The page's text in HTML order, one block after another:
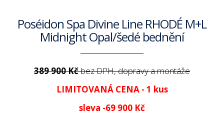
Poséidon Spa Divine Line RHODÉ M+L
Midnight Opal/šedé bednění
389 900 Kčbez DPH, dopravy a montáže
LIMITOVANÁ CENA - 1 kus
sleva -69 900 Kč